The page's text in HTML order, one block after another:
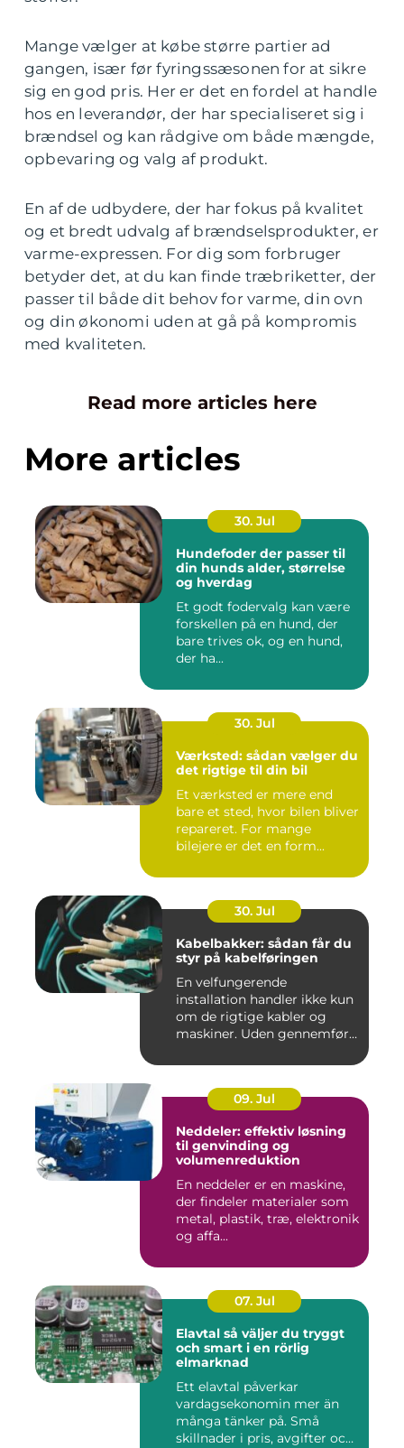
Mange vælger at købe større partier ad
gangen, især før fyringssæsonen for at sikre
sig en god pris. Her er det en fordel at handle
hos en leverandør, der har specialiseret sig i
brændsel og kan rådgive om både mængde,
opbevaring og valg af produkt.
En af de udbydere, der har fokus på kvalitet
og et bredt udvalg af brændselsprodukter, er
varme-expressen. For dig som forbruger
betyder det, at du kan finde træbriketter, der
passer til både dit behov for varme, din ovn
og din økonomi uden at gå på kompromis
med kvaliteten.
Read more articles here
More articles
30. Jul
Hundefoder der passer til
din hunds alder, størrelse
og hverdag
Et godt fodervalg kan være
forskellen på en hund, der
bare trives ok, og en hund,
der ha...
30. Jul
Værksted: sådan vælger du
det rigtige til din bil
Et værksted er mere end
bare et sted, hvor bilen bliver
repareret. For mange
bilejere er det en form...
30. Jul
Kabelbakker: sådan får du
styr på kabelføringen
En velfungerende
installation handler ikke kun
om de rigtige kabler og
maskiner. Uden gennemført
09. Jul
Neddeler: effektiv løsning
til genvinding og
volumenreduktion
En neddeler er en maskine,
der findeler materialer som
metal, plastik, træ, elektronik
og affa...
07. Jul
Elavtal så väljer du tryggt
och smart i en rörlig
elmarknad
Ett elavtal påverkar
vardagsekonomin mer än
många tänker på. Små
skillnader i pris, avgifter och